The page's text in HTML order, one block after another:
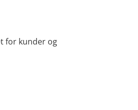
for kunder og